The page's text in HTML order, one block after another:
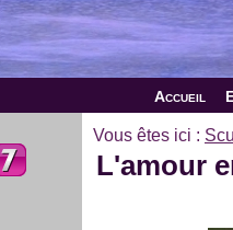
Accueil
Vous êtes ici :
L'amour